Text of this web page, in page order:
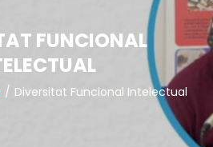
FUNCIONAL
Diversitat Funcional Intelectual